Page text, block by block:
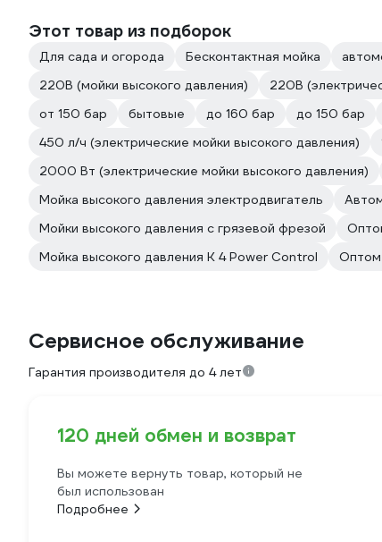
Этот товар из подборок
Для сада и огорода Бесконтактная мойка
220В (мойки высокого давления)
220В
от 150 бар
бытовые до 160 бар до 150 бар
450 л/ч (электрические мойки высокого давления)
2000 Вт (электрические мойки высокого давления)
Мойка высокого давления электродвигатель
Мойки высокого давления с грязевой фрезой
Мойка высокого давления K 4 Power Control
Оптом
Сервисное обслуживание
Гарантия производителя до 4 лет
120 дней обмен и возврат
Вы можете вернуть товар, который не
был использован
Подробнее